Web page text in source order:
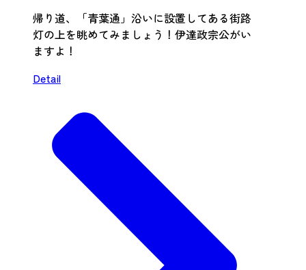
帰り道、「青葉通」沿いに設置してある街路
灯の上を眺めてみましょう！伊達政宗公がい
ますよ！
Detail